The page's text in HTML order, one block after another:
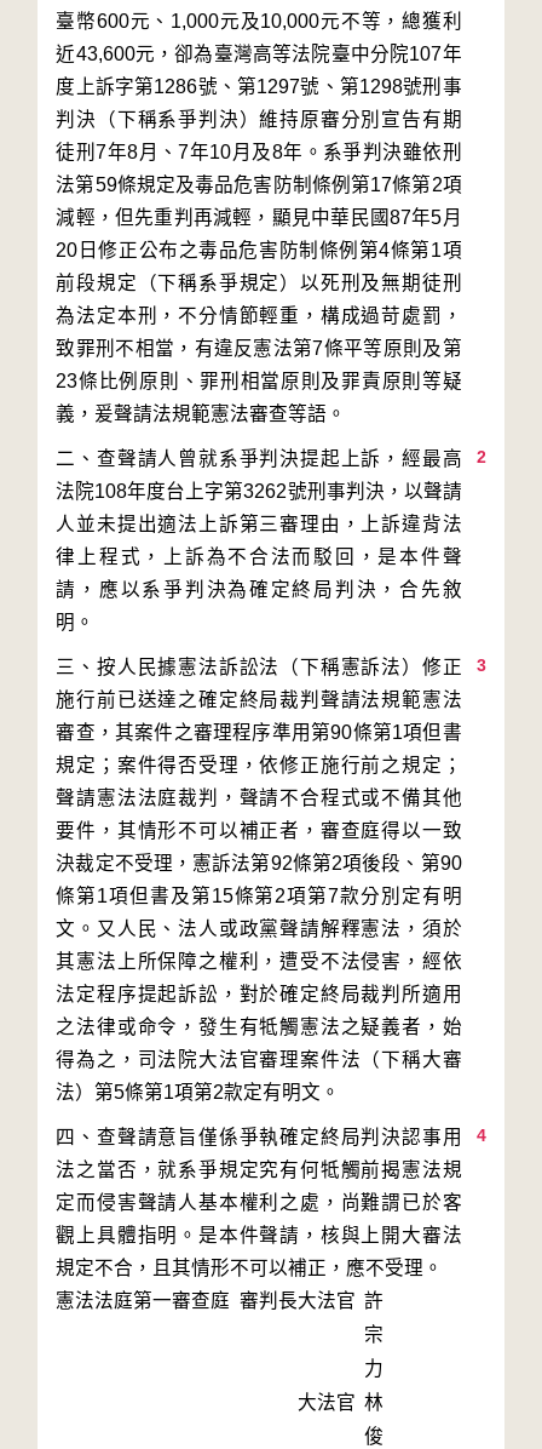
臺幣600元、1,000元及10,000元不等，總獲利
近43,600元，卻為臺灣高等法院臺中分院107年
度上訴字第1286號、第1297號、第1298號刑事
判決（下稱系爭判決）維持原審分別宣告有期
徒刑7年8月、7年10月及8年。系爭判決雖依刑
法第59條規定及毒品危害防制條例第17條第2項
減輕，但先重判再減輕，顯見中華民國87年5月
20日修正公布之毒品危害防制條例第4條第1項
前段規定（下稱系爭規定）以死刑及無期徒刑
為法定本刑，不分情節輕重，構成過苛處罰，
致罪刑不相當，有違反憲法第7條平等原則及第
23條比例原則、罪刑相當原則及罪責原則等疑
2
二、查聲請人曾就系爭判決提起上訴，經最高
法院108年度台上字第3262號刑事判決，以聲請
人並未提出適法上訴第三審理由，上訴違背法
律上程式，上訴為不合法而駁回，是本件聲
請，應以系爭判決為確定終局判決，合先敘
3
三、按人民據憲法訴訟法（下稱憲訴法）修正
施行前已送達之確定終局裁判聲請法規範憲法
審查，其案件之審理程序準用第90條第1項但書
規定；案件得否受理，依修正施行前之規定；
聲請憲法法庭裁判，聲請不合程式或不備其他
要件，其情形不可以補正者，審查庭得以一致
決裁定不受理，憲訴法第92條第2項後段、第90
條第1項但書及第15條第2項第7款分別定有明
文。又人民、法人或政黨聲請解釋憲法，須於
其憲法上所保障之權利，遭受不法侵害，經依
法定程序提起訴訟，對於確定終局裁判所適用
之法律或命令，發生有牴觸憲法之疑義者，始
得為之，司法院大法官審理案件法（下稱大審
4
四、查聲請意旨僅係爭執確定終局判決認事用
法之當否，就系爭規定究有何牴觸前揭憲法規
定而侵害聲請人基本權利之處，尚難謂已於客
觀上具體指明。是本件聲請，核與上開大審法
規定不合，且其情形不可以補正，應不受理。
憲法法庭第一審查庭 審判長大法官 許
宗
力
大法官 林
俊